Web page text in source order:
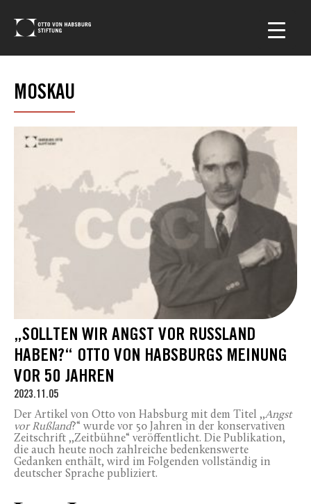
MOSKAU
„SOLLTEN WIR ANGST VOR RUSSLAND
HABEN?“ OTTO VON HABSBURGS MEINUNG
VOR 50 JAHREN
2023.11.05
Der Artikel von Otto von Habsburg mit dem Titel ,,Angst
vor Rußland?“ wurde vor 50 Jahren in der konservativen
Zeitschrift ,,Zeitbühne“ veröffentlicht. Die Publikation,
die auch heute noch zahlreiche bedenkenswerte
Gedanken enthält, wird im Folgenden vollständig in
deutscher Sprache publiziert.